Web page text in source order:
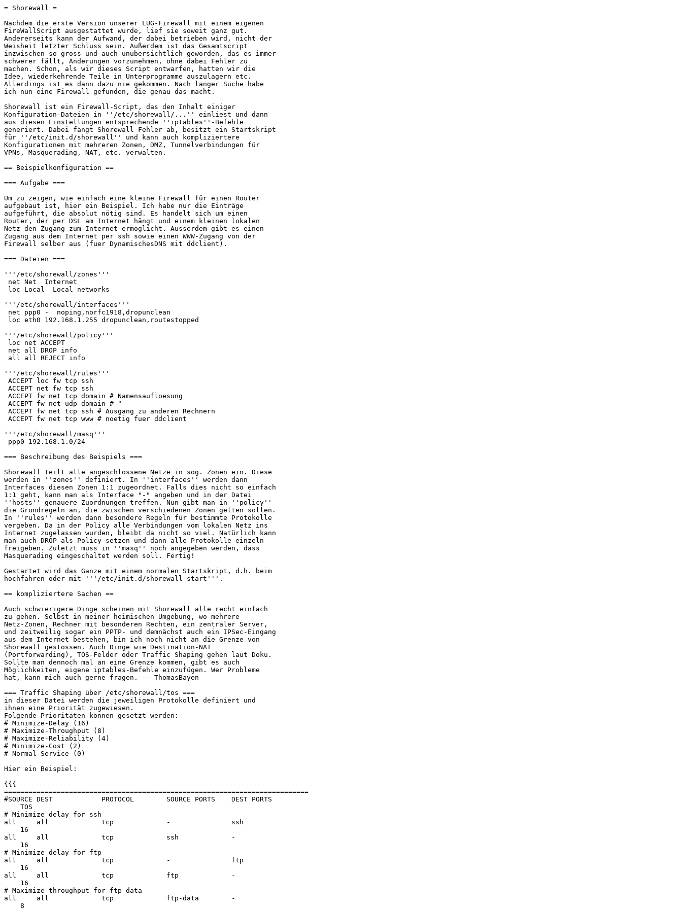
= Shorewall =
Nachdem die erste Version unserer LUG-Firewall mit einem eigenen
FireWallScript ausgestattet wurde, lief sie soweit ganz gut.
Andererseits kann der Aufwand, der dabei betrieben wird, nicht der
Weisheit letzter Schluss sein. Außerdem ist das Gesamtscript
inzwischen so gross und auch unübersichtlich geworden, das es immer
schwerer fällt, Änderungen vorzunehmen, ohne dabei Fehler zu
machen. Schon, als wir dieses Script entwarfen, hatten wir die
Idee, wiederkehrende Teile in Unterprogramme auszulagern etc.
Allerdings ist es dann dazu nie gekommen. Nach langer Suche habe
ich nun eine Firewall gefunden, die genau das macht.
Shorewall ist ein Firewall-Script, das den Inhalt einiger
Konfiguration-Dateien in ''/etc/shorewall/...'' einliest und dann
aus diesen Einstellungen entsprechende ''iptables''-Befehle
generiert. Dabei fängt Shorewall Fehler ab, besitzt ein Startskript
für ''/etc/init.d/shorewall'' und kann auch kompliziertere
Konfigurationen mit mehreren Zonen, DMZ, Tunnelverbindungen für
VPNs, Masquerading, NAT, etc. verwalten.
== Beispielkonfiguration ==
=== Aufgabe ===
Um zu zeigen, wie einfach eine kleine Firewall für einen Router
aufgebaut ist, hier ein Beispiel. Ich habe nur die Einträge
aufgeführt, die absolut nötig sind. Es handelt sich um einen
Router, der per DSL am Internet hängt und einem kleinen lokalen
Netz den Zugang zum Internet ermöglicht. Ausserdem gibt es einen
Zugang aus dem Internet per ssh sowie einen WWW-Zugang von der
Firewall selber aus (fuer DynamischesDNS mit ddclient).
=== Dateien ===
'''/etc/shorewall/zones'''
net Net  Internet
loc Local  Local networks
'''/etc/shorewall/interfaces'''
net ppp0 -  noping,norfc1918,dropunclean
loc eth0 192.168.1.255 dropunclean,routestopped
'''/etc/shorewall/policy'''
loc net ACCEPT
net all DROP info
all all REJECT info
'''/etc/shorewall/rules'''
ACCEPT loc fw tcp ssh
ACCEPT net fw tcp ssh
ACCEPT fw net tcp domain # Namensaufloesung
ACCEPT fw net udp domain # "
ACCEPT fw net tcp ssh # Ausgang zu anderen Rechnern
ACCEPT fw net tcp www # noetig fuer ddclient
'''/etc/shorewall/masq'''
ppp0 192.168.1.0/24
=== Beschreibung des Beispiels ===
Shorewall teilt alle angeschlossene Netze in sog. Zonen ein. Diese
werden in ''zones'' definiert. In ''interfaces'' werden dann
Interfaces diesen Zonen 1:1 zugeordnet. Falls dies nicht so einfach
1:1 geht, kann man als Interface "-" angeben und in der Datei
''hosts'' genauere Zuordnungen treffen. Nun gibt man in ''policy''
die Grundregeln an, die zwischen verschiedenen Zonen gelten sollen.
In ''rules'' werden dann besondere Regeln für bestimmte Protokolle
vergeben. Da in der Policy alle Verbindungen vom lokalen Netz ins
Internet zugelassen wurden, bleibt da nicht so viel. Natürlich kann
man auch DROP als Policy setzen und dann alle Protokolle einzeln
freigeben. Zuletzt muss in ''masq'' noch angegeben werden, dass
Masquerading eingeschaltet werden soll. Fertig!
Gestartet wird das Ganze mit einem normalen Startskript, d.h. beim
hochfahren oder mit '''/etc/init.d/shorewall start'''.
== kompliziertere Sachen ==
Auch schwierigere Dinge scheinen mit Shorewall alle recht einfach
zu gehen. Selbst in meiner heimischen Umgebung, wo mehrere
Netz-Zonen, Rechner mit besonderen Rechten, ein zentraler Server,
und zeitweilig sogar ein PPTP- und demnächst auch ein IPSec-Eingang
aus dem Internet bestehen, bin ich noch nicht an die Grenze von
Shorewall gestossen. Auch Dinge wie Destination-NAT
(Portforwarding), TOS-Felder oder Traffic Shaping gehen laut Doku.
Sollte man dennoch mal an eine Grenze kommen, gibt es auch
Möglichkeiten, eigene iptables-Befehle einzufügen. Wer Probleme
hat, kann mich auch gerne fragen. -- ThomasBayen
=== Traffic Shaping über /etc/shorewall/tos ===
in dieser Datei werden die jeweiligen Protokolle definiert und
ihnen eine Priorität zugewiesen.
Folgende Prioritäten können gesetzt werden:
# Minimize-Delay (16)
# Maximize-Throughput (8)
# Maximize-Reliability (4)
# Minimize-Cost (2)
# Normal-Service (0)
Hier ein Beispiel:
{{{
===========================================================================
#SOURCE DEST            PROTOCOL        SOURCE PORTS    DEST PORTS
    TOS
# Minimize delay for ssh
all     all             tcp             -               ssh
    16
all     all             tcp             ssh             -
    16
# Minimize delay for ftp
all     all             tcp             -               ftp
    16
all     all             tcp             ftp             -
    16
# Maximize throughput for ftp-data
all     all             tcp             ftp-data        -
    8